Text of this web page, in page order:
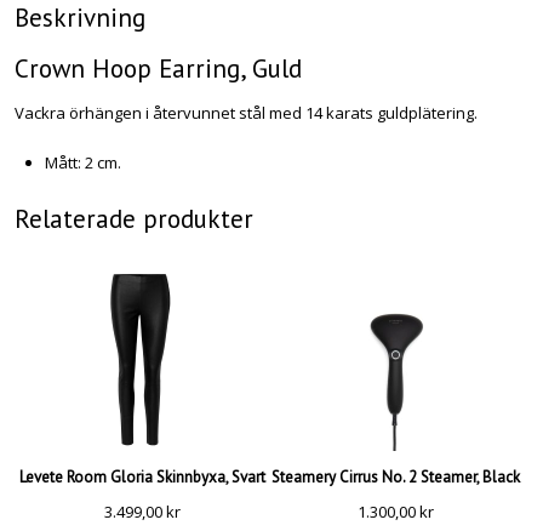
Beskrivning
Crown Hoop Earring, Guld
Vackra örhängen i återvunnet stål med 14 karats guldplätering.
Mått: 2 cm.
Relaterade produkter
Levete Room Gloria Skinnbyxa, Svart
3.499,00kr
Steamery Cirrus No. 2 Steamer, Black
1.300,00kr